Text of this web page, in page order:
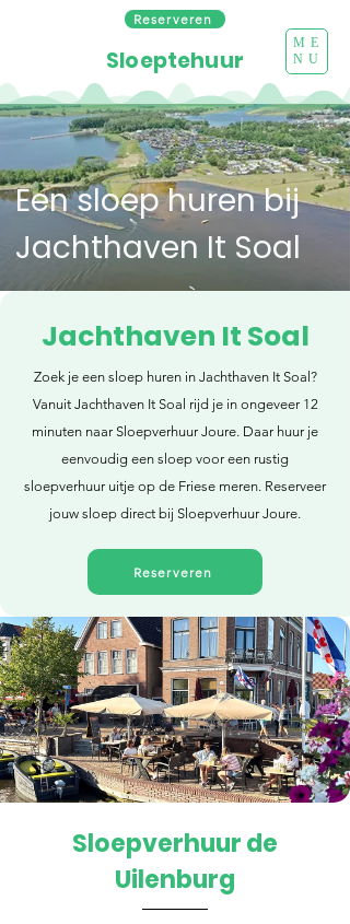
Reserveren
ME
NU
Sloeptehuur
Een sloep huren bij
Jachthaven It Soal
Jachthaven It Soal
Zoek je een sloep huren in Jachthaven It Soal?
Vanuit Jachthaven It Soal rijd je in ongeveer 12
minuten naar Sloepverhuur Joure. Daar huur je
eenvoudig een sloep voor een rustig
sloepverhuur uitje op de Friese meren. Reserveer
jouw sloep direct bij Sloepverhuur Joure.
Reserveren
Direct reserveren
Sloepverhuur de
Uilenburg